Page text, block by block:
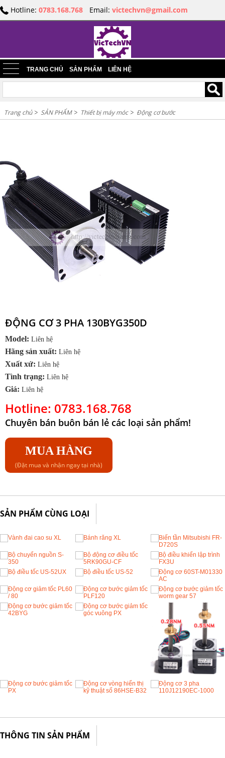
Hotline: 0783.168.768 Email: victechvn@gmail.com
TRANG CHỦ SẢN PHẨM LIÊN HỆ
Trang chủ SẢN PHẨM Thiết bị máy móc Động cơ bước
ĐỘNG CƠ 3 PHA 130BYG350D
Model: Liên hệ
Hãng sản xuất: Liên hệ
Xuất xứ: Liên hệ
Tình trạng: Liên hệ
Giá: Liên hệ
Hotline: 0783.168.768
Chuyên bán buôn bán lẻ các loại sản phẩm!
MUA HÀNG
(Đặt mua và nhận ngay tại nhà)
SẢN PHẨM CÙNG LOẠI
THÔNG TIN SẢN PHẨM